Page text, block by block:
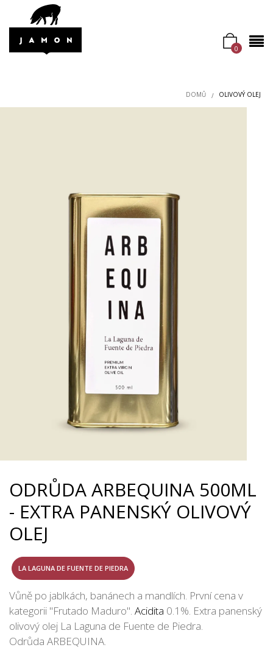
0
DOMŮ OLIVOVÝ OLEJ
ODRŮDA ARBEQUINA 500ML
- EXTRA PANENSKÝ OLIVOVÝ
OLEJ
LA LAGUNA DE FUENTE DE PIEDRA
Vůně po jablkách, banánech a mandlích. První cena v
kategorii "Frutado Maduro". Acidita 0.1%. Extra panenský
olivový olej La Laguna de Fuente de Piedra.
Odrůda ARBEQUINA.